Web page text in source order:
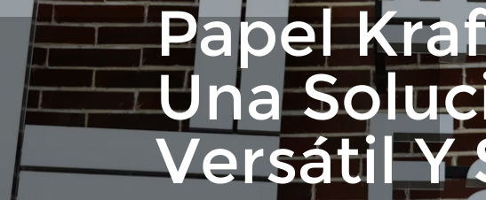
Papel
Una
Versátil Y